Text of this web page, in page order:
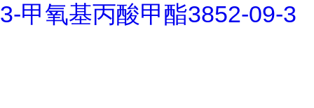
3-甲氧基丙酸甲酯3852-09-3